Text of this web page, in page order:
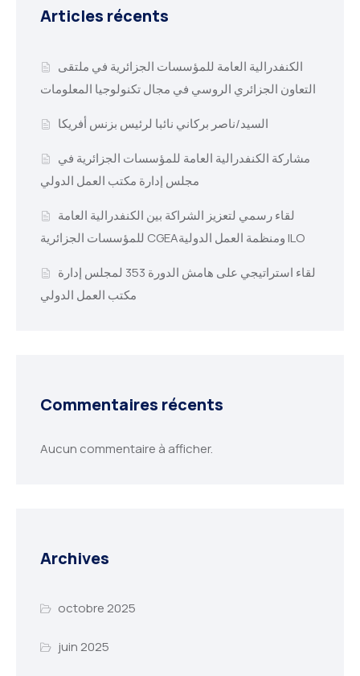
Articles récents
الكنفدرالية العامة للمؤسسات الجزائرية في ملتقى
التعاون الجزائري الروسي في مجال تكنولوجيا المعلومات
السيد/ناصر بركاني نائبا لرئيس بزنس أفريكا
مشاركة الكنفدرالية العامة للمؤسسات الجزائرية في
مجلس إدارة مكتب العمل الدولي
لقاء رسمي لتعزيز الشراكة بين الكنفدرالية العامة
للمؤسسات الجزائرية CGEAومنظمة العمل الدولية ILO
لقاء استراتيجي على هامش الدورة 353 لمجلس إدارة
مكتب العمل الدولي
Commentaires récents
Aucun commentaire à afficher.
Archives
octobre 2025
juin 2025